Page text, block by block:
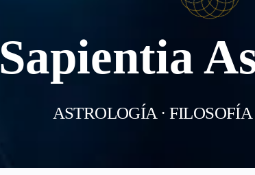
Sapientia
ASTROLOGÍA · FILOSOFÍA